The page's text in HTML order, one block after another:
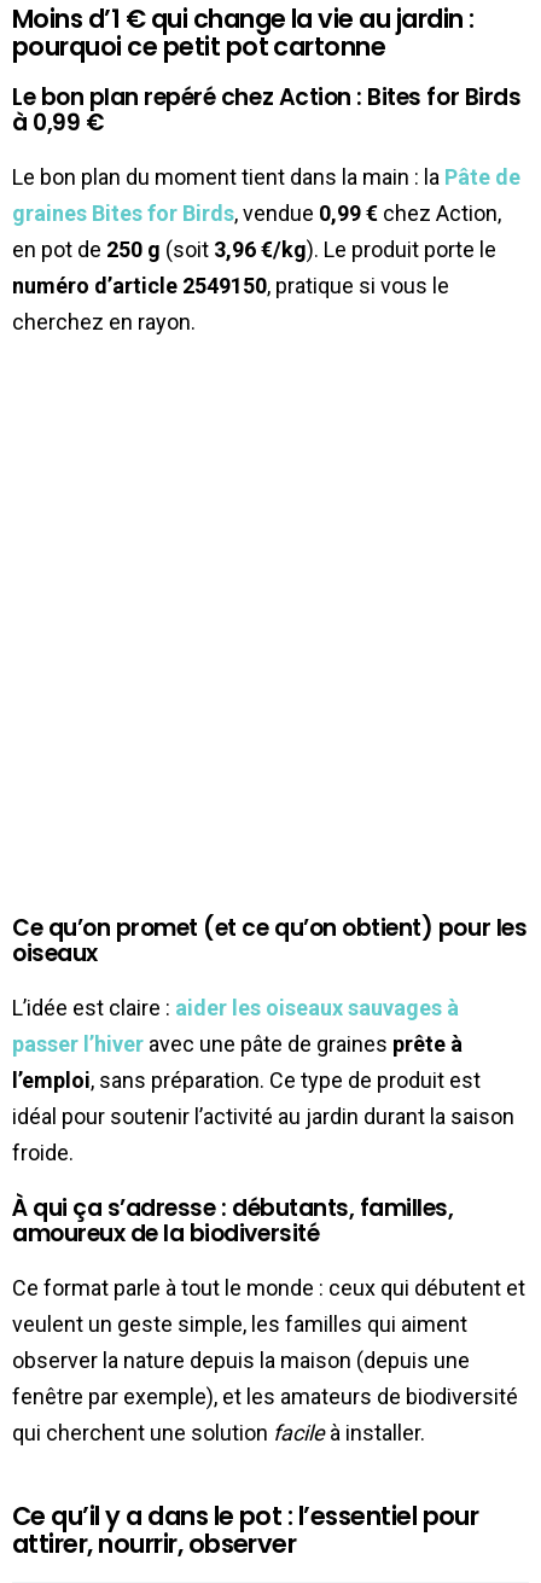
Moins d’1 € qui change la vie au jardin :
pourquoi ce petit pot cartonne
Le bon plan repéré chez Action : Bites for Birds
à 0,99 €
Le bon plan du moment tient dans la main : la Pâte de
graines Bites for Birds, vendue 0,99 € chez Action,
en pot de 250 g (soit 3,96 €/kg). Le produit porte le
numéro d’article 2549150, pratique si vous le
cherchez en rayon.
Ce qu’on promet (et ce qu’on obtient) pour les
oiseaux
L’idée est claire : aider les oiseaux sauvages à
passer l’hiver avec une pâte de graines prête à
l’emploi, sans préparation. Ce type de produit est
idéal pour soutenir l’activité au jardin durant la saison
froide.
À qui ça s’adresse : débutants, familles,
amoureux de la biodiversité
Ce format parle à tout le monde : ceux qui débutent et
veulent un geste simple, les familles qui aiment
observer la nature depuis la maison (depuis une
fenêtre par exemple), et les amateurs de biodiversité
qui cherchent une solution facileà installer.
Ce qu’il y a dans le pot : l’essentiel pour
attirer, nourrir, observer